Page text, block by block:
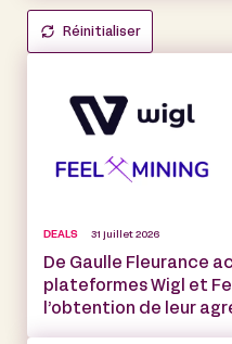
Réinitialiser
DEALS 31 juillet 2026
De Gaulle Fleurance
plateformes Wigl et
l’obtention de leur